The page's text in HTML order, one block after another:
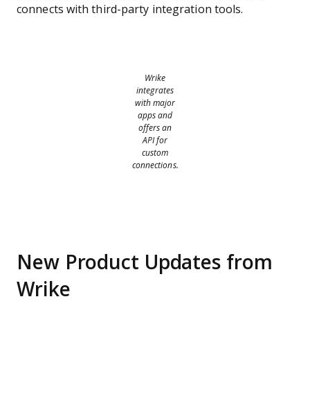
connects with third-party integration tools.
Wrike
integrates
with major
apps and
offers an
API for
custom
connections.
New Product Updates from
Wrike